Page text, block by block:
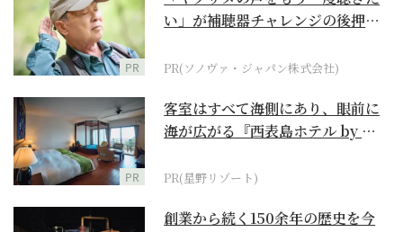
PR
い」が補聴器チャレンジの後押し
PR(ソノヴァ・ジャパン株式会社)
PR
客室はすべて海側にあり、眼前に
海が広がる『西表島ホテル by 星
PR(星野リゾート)
創業から続く150余年の歴史を今